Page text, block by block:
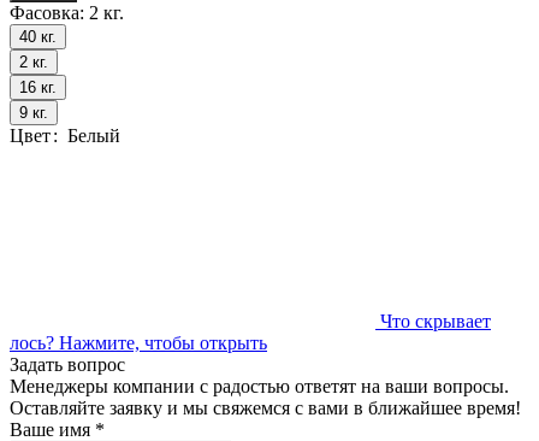
Фасовка: 2 кг.
40 кг.
2 кг.
16 кг.
9 кг.
Цвет: Белый
Что скрывает
лось? Нажмите, чтобы открыть
Задать вопрос
Менеджеры компании с радостью ответят на ваши вопросы.
Оставляйте заявку и мы свяжемся с вами в ближайшее время!
Ваше имя *